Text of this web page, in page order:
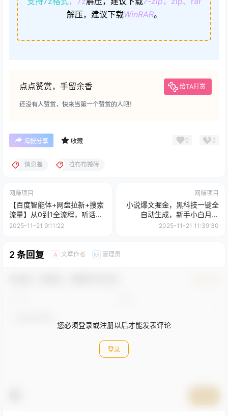
解压，建议下载WinRAR。
点点赞赏，手留余香 给TA打赏
还没有人赞赏，快来当第一个赞赏的人吧！
海报分享 收藏 0 0
信息差 拉布布搬砖
网赚项目
【百度智能体+网盘拉新+搜索
流量】从0到1全流程，听话照
做小白也可以月入过万
2025-11-21 9:11:22
网赚项目
小说爆文掘金，黑科技一键全
自动生成，新手小白月入
3000+
2025-11-21 11:39:30
2 条回复 A 文章作者 M 管理员
您必须登录或注册以后才能发表评论
登录